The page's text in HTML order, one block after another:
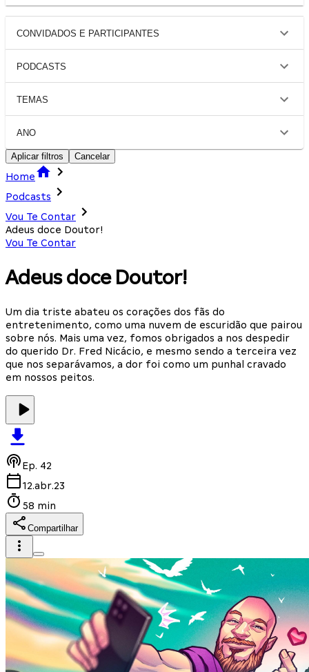
CONVIDADOS E PARTICIPANTES
PODCASTS
TEMAS
ANO
Aplicar filtros Cancelar
Home
Podcasts
Vou Te Contar
Adeus doce Doutor!
Vou Te Contar
Adeus doce Doutor!
Um dia triste abateu os corações dos fãs do
entretenimento, como uma nuvem de escuridão que pairou
sobre nós. Mais uma vez, fomos obrigados a nos despedir
do querido Dr. Fred Nicácio, e mesmo sendo a terceira vez
que nos separávamos, a dor foi como um punhal cravado
em nossos peitos.
Ep. 42
12.abr.23
58 min
Compartilhar